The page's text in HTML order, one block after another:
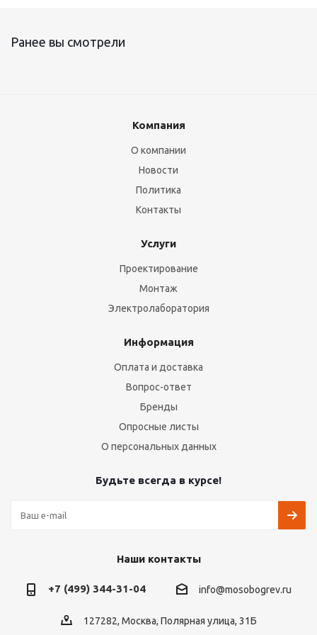
Ранее вы смотрели
Компания
О компании
Новости
Политика
Контакты
Услуги
Проектирование
Монтаж
Электролаборатория
Информация
Оплата и доставка
Вопрос-ответ
Бренды
Опросные листы
О персональных данных
Будьте всегда в курсе!
Наши контакты
+7 (499) 344-31-04 info@mosobogrev.ru
127282, Москва, Полярная улица, 31Б